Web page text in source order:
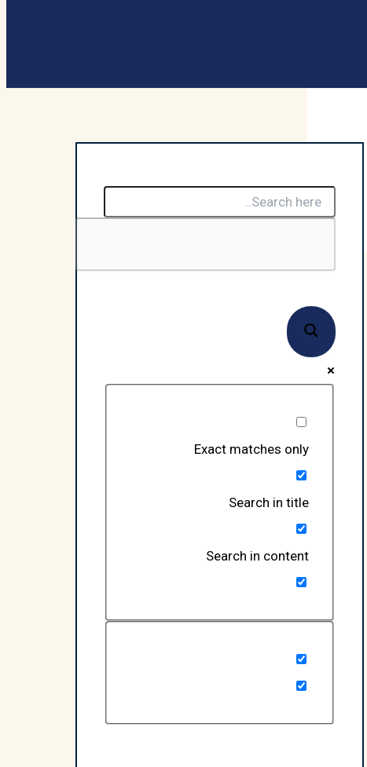
Exact matches only
Search in title
Search in content